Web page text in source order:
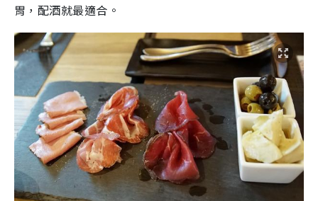
胃，配酒就最適合。